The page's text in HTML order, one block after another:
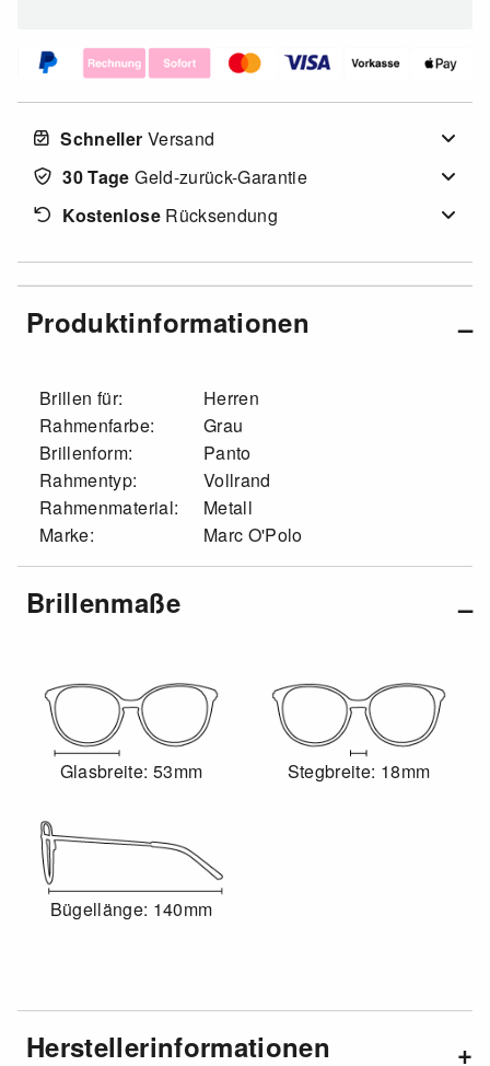
Schneller Versand
30 Tage Geld-zurück-Garantie
KostenloseRücksendung
Produktinformationen
Brillen für:
Herren
Rahmenfarbe:
Grau
Brillenform:
Panto
Rahmentyp:
Vollrand
Rahmenmaterial:
Metall
Marke:
Marc O'Polo
Brillenmaße
Glasbreite: 53mm Stegbreite: 18mm
Bügellänge: 140mm
Herstellerinformationen